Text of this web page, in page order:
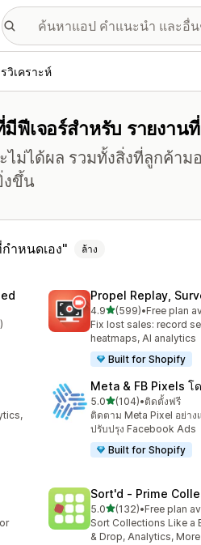
วิเคราะห์
ฟีเจอร์สำหรับ รายงาน
ม่ได้ผล รวมทั้งสิ่งที่ลูกค้าม
งขึ้น
ำหนดเอง ล้าง
Propel Replay,
4.9เต็ม 5 ดาว
(599)
ทั้งหมด 599 รีวิว
•Free plan
Fix lost sales: record
heatmaps, AI analytics
Built for Shopify
Meta & FB Pixels โ
5.0เต็ม 5 ดาว
(104)
ทั้งหมด 104 รีวิว
•ติดตั้งฟรี
ติดตาม Meta Pixel อย่าง
ปรับปรุง Facebook Ads
Built for Shopify
Sort'd ‑ Prime
5.0เต็ม 5 ดาว
(132)
ทั้งหมด 132 รีวิว
•Free plan
Sort Collections Like a
& Drop, Analytics, More